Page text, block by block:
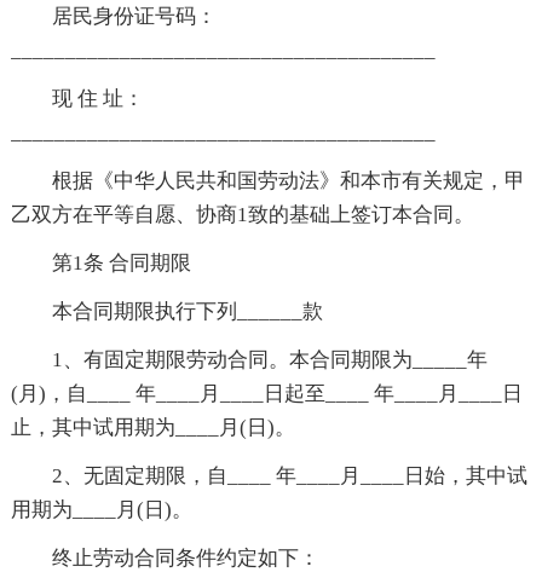
居民身份证号码：
现 住 址：
根据《中华人民共和国劳动法》和本市有关规定，甲
乙双方在平等自愿、协商1致的基础上签订本合同。
第1条 合同期限
本合同期限执行下列______款
1、有固定期限劳动合同。本合同期限为_____年
(月)，自____ 年____月____日起至____ 年____月____日
止，其中试用期为____月(日)。
2、无固定期限，自____ 年____月____日始，其中试
用期为____月(日)。
终止劳动合同条件约定如下：